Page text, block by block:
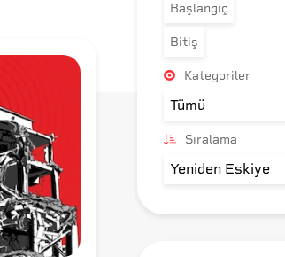
Başlangıç
Bitiş
Kategoriler
Sıralama